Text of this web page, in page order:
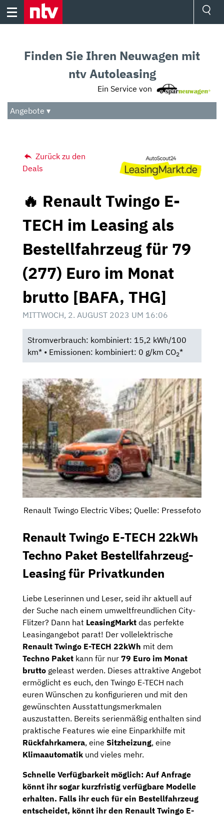
Skip
Audio
Das Beste
Finden Sie Ihren Neuwagen mit
ntv Autoleasing
Ein Service von
Angebote ▾
Zurück zu den
Deals
🔥 Renault Twingo E-
TECH im Leasing als
Bestellfahrzeug für 79
(277) Euro im Monat
brutto [BAFA, THG]
MITTWOCH, 2. AUGUST 2023 UM 16:06
Stromverbrauch: kombiniert: 15,2 kWh/100
km* • Emissionen: kombiniert: 0 g/km CO2*
Renault Twingo Electric Vibes; Quelle: Pressefoto
Renault Twingo E-TECH 22kWh
Techno Paket Bestellfahrzeug-
Leasing für Privatkunden
Liebe Leserinnen und Leser, seid ihr aktuell auf
der Suche nach einem umweltfreundlichen City-
Flitzer? Dann hat LeasingMarkt das perfekte
Leasingangebot parat! Der vollelektrische
Renault Twingo E-TECH 22kWh mit dem
Techno Paket kann für nur 79 Euro im Monat
brutto geleast werden. Dieses attraktive Angebot
ermöglicht es euch, den Twingo E-TECH nach
euren Wünschen zu konfigurieren und mit den
gewünschten Ausstattungsmerkmalen
auszustatten. Bereits serienmäßig enthalten sind
praktische Features wie eine Einparkhilfe mit
Rückfahrkamera, eine Sitzheizung, eine
Klimaautomatik und vieles mehr.
Schnelle Verfügbarkeit möglich: Auf Anfrage
könnt ihr sogar kurzfristig verfügbare Modelle
erhalten. Falls ihr euch für ein Bestellfahrzeug
entscheidet, könnt ihr den Renault Twingo E-